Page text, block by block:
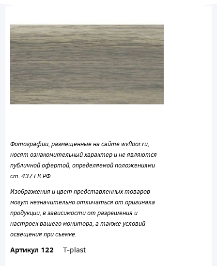
Фотографии, размещённые на сайте wvfloor.ru,
носят ознакомительный характер и не являются
публичной офертой, определяемой положениями
ст. 437 ГК РФ.
Изображения и цвет представленных товаров
могут незначительно отличаться от оригинала
продукции, в зависимости от разрешения и
настроек вашего монитора, а также условий
освещения при съемке.
Артикул 122 T-plast